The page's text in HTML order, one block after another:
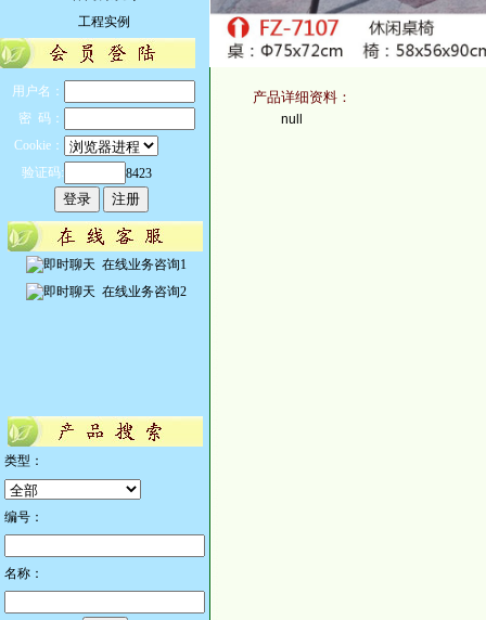
工程实例
用户名：
密 码：
Cookie：
验证码:
8423
在线业务咨询1
在线业务咨询2
类型：
编号：
名称：
产品详细资料：
null